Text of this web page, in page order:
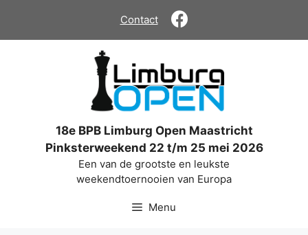
de
Contact
18e BPB Limburg Open Maastricht
Pinksterweekend 22 t/m 25 mei 2026
Een van de grootste en leukste
weekendtoernooien van Europa
Menu